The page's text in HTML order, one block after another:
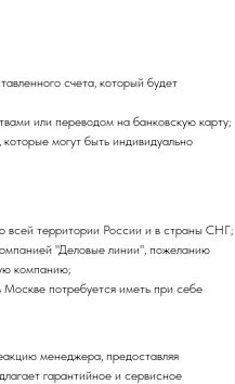
счета, который будет
или переводом на банковскую карту;
могут быть индивидуально
всей территории России и в страны СНГ;
"Деловые линии", пожеланию
компанию;
потребуется иметь при себе
менеджера, предоставляя
гарантийное и сервисное